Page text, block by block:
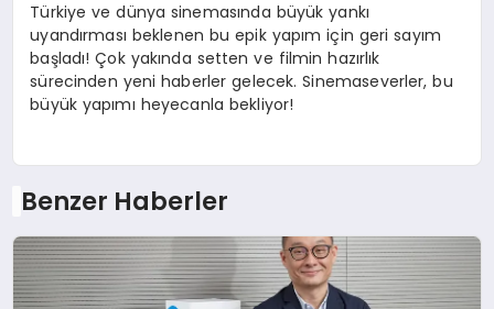
Türkiye ve dünya sinemasında büyük yankı
uyandırması beklenen bu epik yapım için geri sayım
başladı! Çok yakında setten ve filmin hazırlık
sürecinden yeni haberler gelecek. Sinemaseverler, bu
büyük yapımı heyecanla bekliyor!
Benzer Haberler